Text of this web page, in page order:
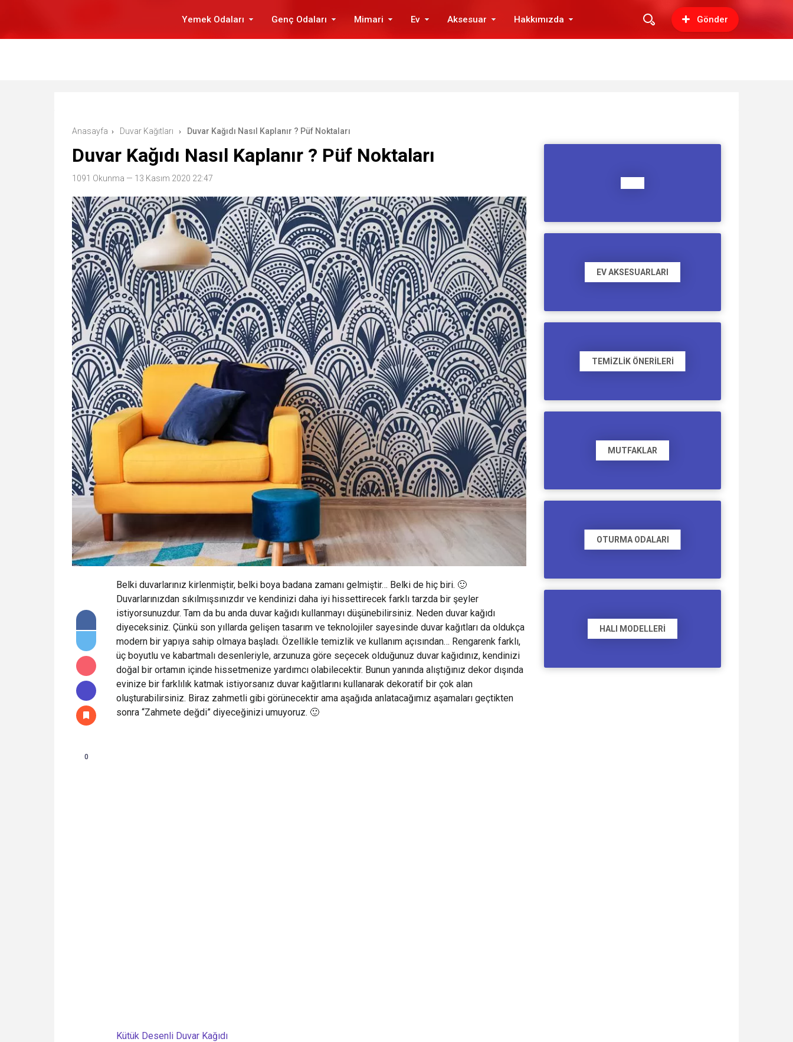
Yemek Odaları Genç Odaları Mimari Ev Aksesuar Hakkımızda Gönder
Anasayfa › Duvar Kağıtları › Duvar Kağıdı Nasıl Kaplanır ? Püf Noktaları
Duvar Kağıdı Nasıl Kaplanır ? Püf Noktaları
1091 Okunma — 13 Kasım 2020 22:47
0
Belki duvarlarınız kirlenmiştir, belki boya badana zamanı gelmiştir… Belki de hiç biri. 🙂
Duvarlarınızdan sıkılmışsınızdır ve kendinizi daha iyi hissettirecek farklı tarzda bir şeyler
istiyorsunuzdur. Tam da bu anda duvar kağıdı kullanmayı düşünebilirsiniz. Neden duvar kağıdı
diyeceksiniz. Çünkü son yıllarda gelişen tasarım ve teknolojiler sayesinde duvar kağıtları da oldukça
modern bir yapıya sahip olmaya başladı. Özellikle temizlik ve kullanım açısından… Rengarenk farklı,
üç boyutlu ve kabartmalı desenleriyle, arzunuza göre seçecek olduğunuz duvar kağıdınız, kendinizi
doğal bir ortamın içinde hissetmenize yardımcı olabilecektir. Bunun yanında alıştığınız dekor dışında
evinize bir farklılık katmak istiyorsanız duvar kağıtlarını kullanarak dekoratif bir çok alan
oluşturabilirsiniz. Biraz zahmetli gibi görünecektir ama aşağıda anlatacağımız aşamaları geçtikten
sonra “Zahmete değdi” diyeceğinizi umuyoruz. 🙂
Kütük Desenli Duvar Kağıdı
EV AKSESUARLARI
TEMIZLIK ÖNERILERI
MUTFAKLAR
OTURMA ODALARI
HALI MODELLERI